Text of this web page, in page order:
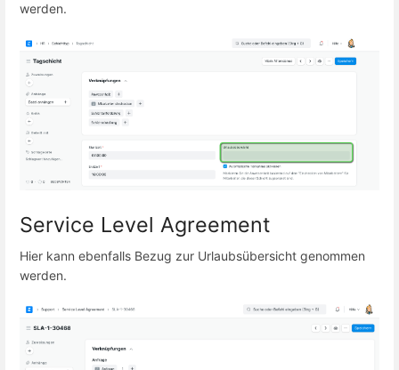
werden.
Service Level Agreement
Hier kann ebenfalls Bezug zur Urlaubsübersicht genommen
werden.